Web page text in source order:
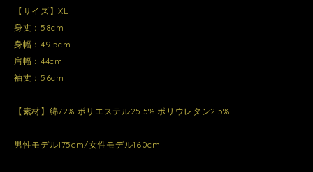
【サイズ】XL
身丈：58cm
身幅：49.5cm
肩幅：44cm
袖丈：56cm
【素材】綿72% ポリエステル25.5% ポリウレタン2.5%
男性モデル175cm/女性モデル160cm